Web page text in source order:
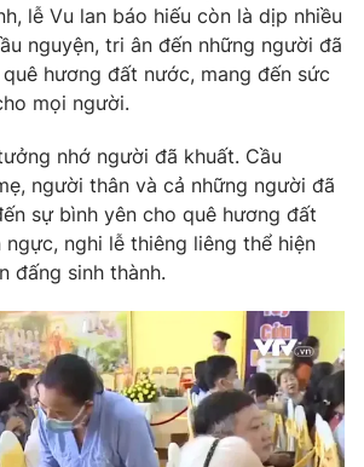
lễ Vu lan báo hiếu còn là dịp nhiều
nguyện, tri ân đến những người đã
hương đất nước, mang đến sức
mọi người.
nhớ người đã khuất. Cầu
người thân và cả những người đã
sự bình yên cho quê hương đất
ngực, nghi lễ thiêng liêng thể hiện
đấng sinh thành.